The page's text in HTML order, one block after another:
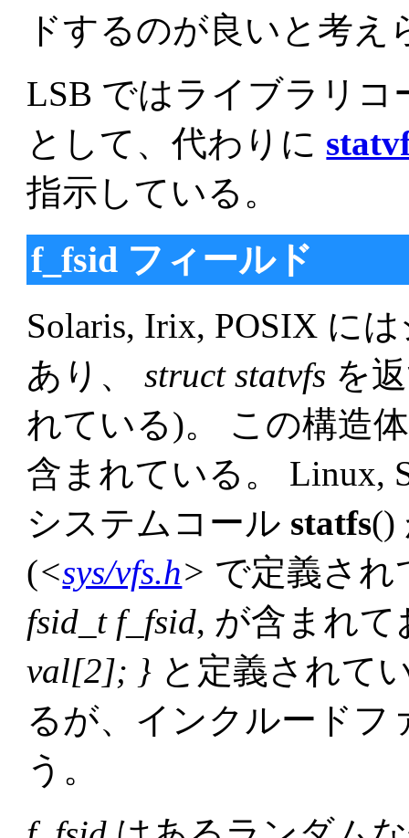
ドするのが良いと考え
LSB ではライブラリ
として、代わりに
指示している。
f_fsid フィールド
Solaris, Irix, POSIX に
あり、struct statvfs を
れている)。 この構造
含まれている。 Linux,
システムコール statfs()
(<sys/vfs.h> で定義され
fsid_t f_fsid, が含まれ
val[2]; } と定義されて
るが、インクルードフ
う。